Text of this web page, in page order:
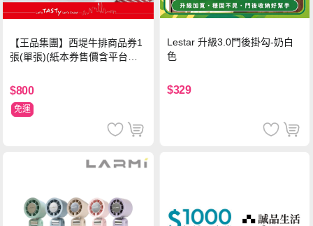
【王品集團】西堤牛排商品券1
張(單張)(紙本券售價含平台物
$800
免運
Lestar 升級3.0門後掛勾-奶白
色
$329